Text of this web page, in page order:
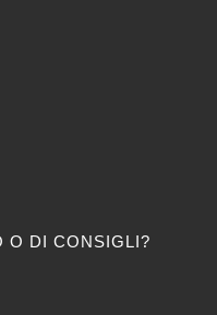
O DI CONSIGLI?